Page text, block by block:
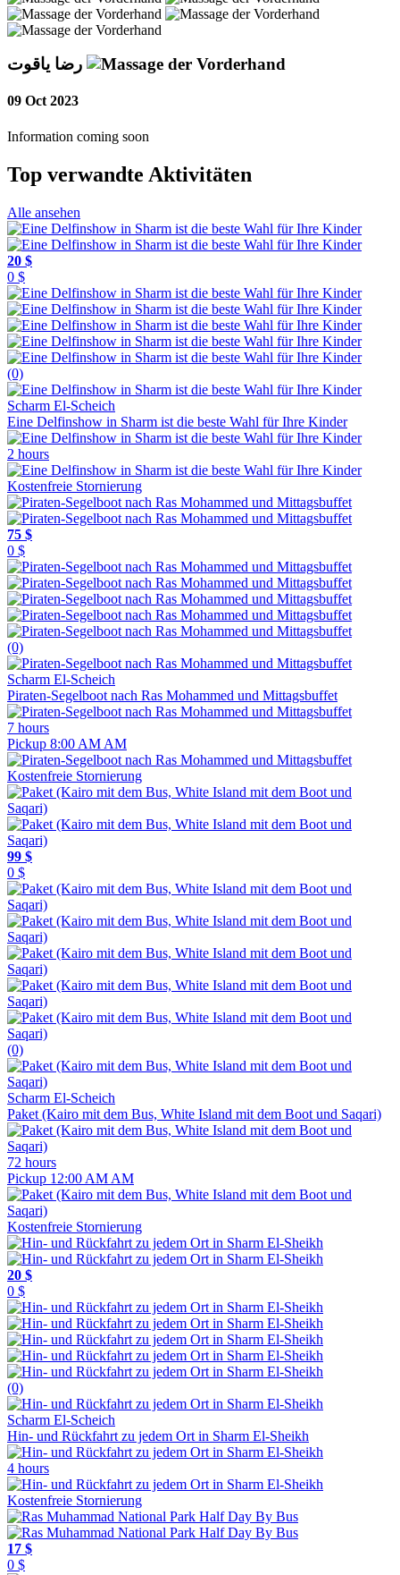
09 Oct 2023
Information coming soon
Top verwandte Aktivitäten
Alle ansehen
20 $
0 $
(0)
Scharm El-Scheich
Eine Delfinshow in Sharm ist die beste Wahl für Ihre Kinder
2 hours
Kostenfreie Stornierung
75 $
0 $
(0)
Scharm El-Scheich
Piraten-Segelboot nach Ras Mohammed und Mittagsbuffet
7 hours
Pickup 8:00 AM AM
Kostenfreie Stornierung
99 $
0 $
(0)
Scharm El-Scheich
Paket (Kairo mit dem Bus, White Island mit dem Boot und Saqari)
72 hours
Pickup 12:00 AM AM
Kostenfreie Stornierung
20 $
0 $
(0)
Scharm El-Scheich
Hin- und Rückfahrt zu jedem Ort in Sharm El-Sheikh
4 hours
Kostenfreie Stornierung
17 $
0 $